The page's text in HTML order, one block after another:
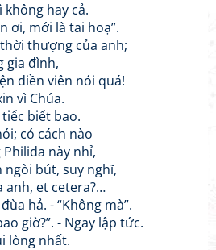
không hay cả.
ơi, mới là tai hoạ”.
thượng của anh;
gia đình,
điền viên nói quá!
vì Chúa.
biết bao.
có cách nào
này nhỉ,
bút, suy nghĩ,
anh, et cetera?…
hả. - “Không mà”.
giờ?”. - Ngay lập tức.
lòng nhất.